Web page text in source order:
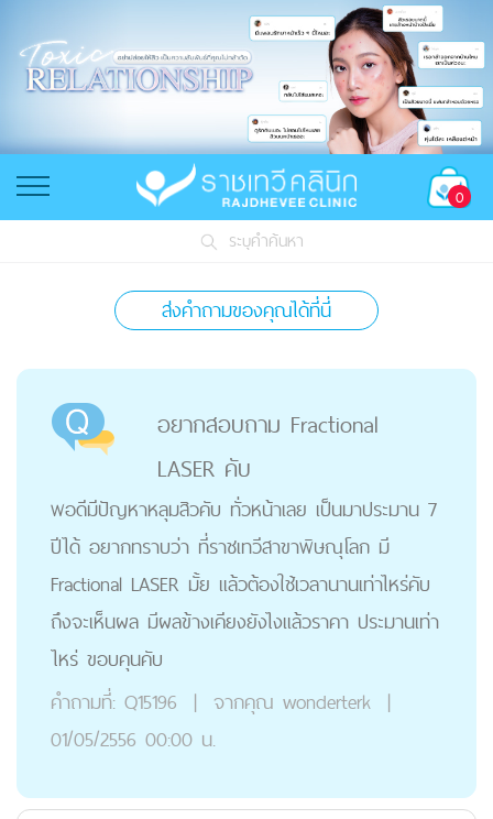
0
ระบุคำค้นหา
ส่งคำถามของคุณได้ที่นี่
อยากสอบถาม Fractional
LASER คับ
พอดีมีปัญหาหลุมสิวคับ ทั่วหน้าเลย เป็นมาประมาน 7
ปีได้ อยากทราบว่า ที่ราชเทวีสาขาพิษณุโลก มี
Fractional LASER มั้ย เเล้วต้องใช้เวลานานเท่าไหร่คับ
ถึงจะเห็นผล มีผลข้างเคียงยังไงเเล้วราคา ประมานเท่า
ไหร่ ขอบคุนคับ
คำถามที่: Q15196 | จากคุณ wonderterk |
01/05/2556 00:00 น.